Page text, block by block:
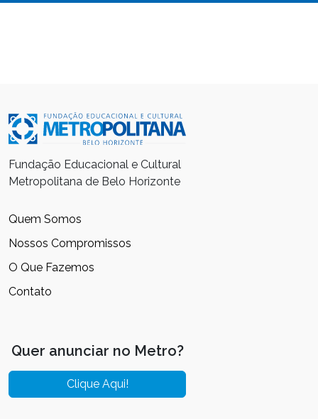
Fundação Educacional e Cultural
Metropolitana de Belo Horizonte
Quem Somos
Nossos Compromissos
O Que Fazemos
Contato
Quer anunciar no Metro?
Clique Aqui!